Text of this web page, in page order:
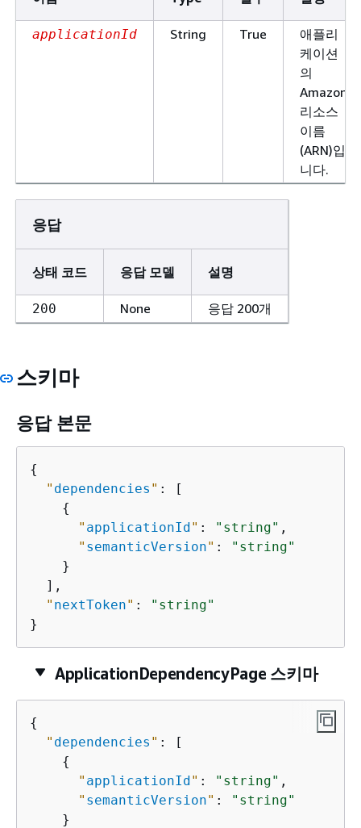
applicationId String True
애플리
케이션
의
Amazon
리소스
이름
(ARN)입
니다.
응답
상태 코드 응답 모델 설명
200 None 응답 200개
스키마
응답 본문
{
" dependencies " : [
{
" applicationId" : "string" ,
" semanticVersion" :
"string"
    }
  ],
" nextToken" :
"string"
}
ApplicationDependencyPage 스키마
{
" dependencies " : [
{
" applicationId" : "string" ,
" semanticVersion" :
"string"
    }